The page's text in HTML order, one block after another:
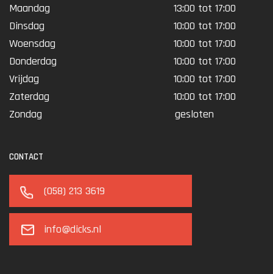
Maandag
13:00 tot 17:00
Dinsdag
10:00 tot 17:00
Woensdag
10:00 tot 17:00
Donderdag
10:00 tot 17:00
Vrijdag
10:00 tot 17:00
Zaterdag
10:00 tot 17:00
Zondag
gesloten
CONTACT
(058) 213 3619
info@dicks.nl